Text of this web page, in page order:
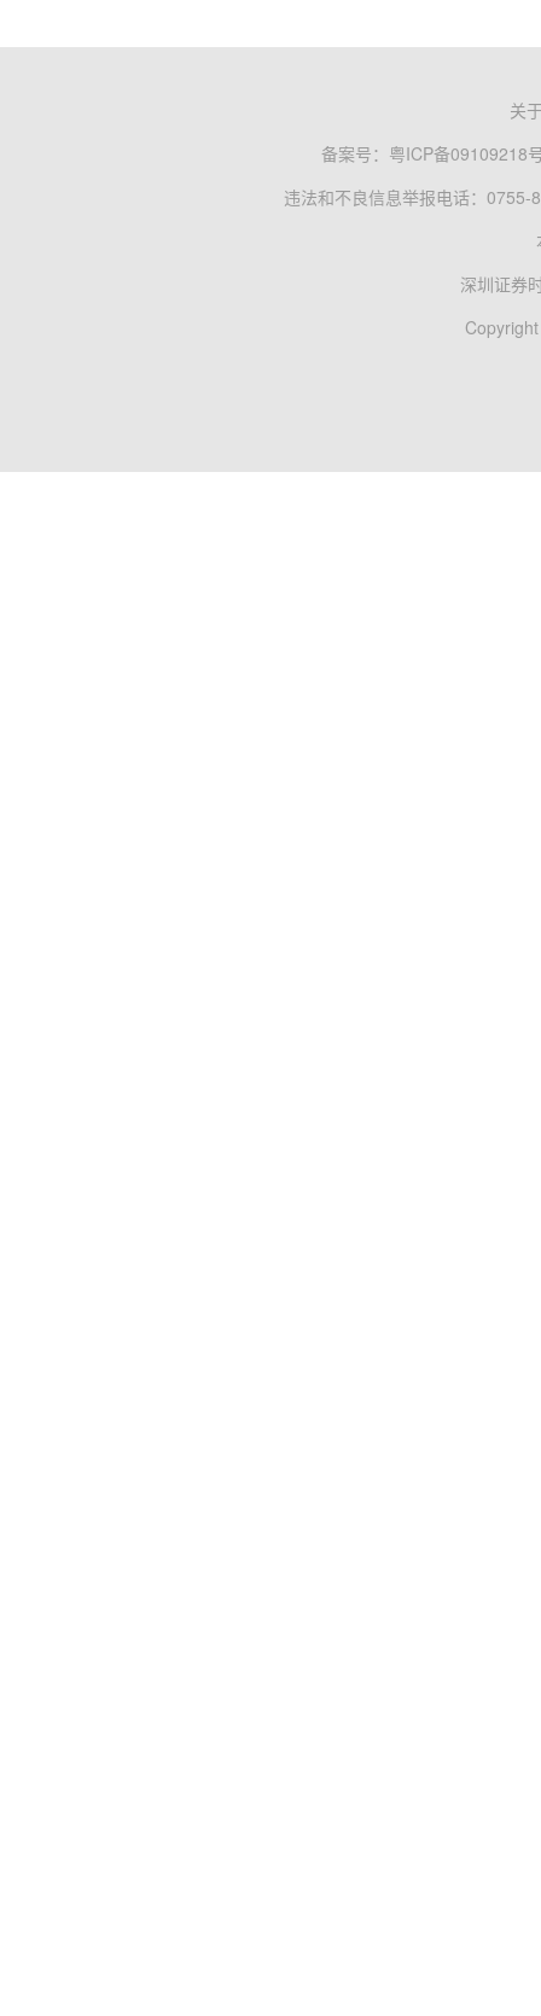
关
备案号： 粤ICP备09109218
违法和不良信息举报电话：0755-
深圳证券